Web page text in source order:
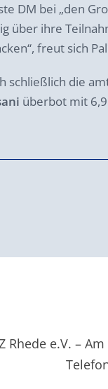
DM bei „den
über ihre
freut sich
schließlich die
überbot mit
Rhede e.V. –